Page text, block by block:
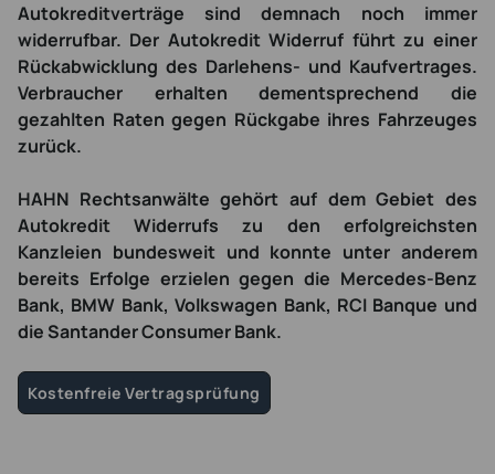
Autokreditverträge sind demnach noch immer
widerrufbar. Der Autokredit Widerruf führt zu einer
Rückabwicklung des Darlehens- und Kaufvertrages.
Verbraucher erhalten dementsprechend die
gezahlten Raten gegen Rückgabe ihres Fahrzeuges
zurück.
HAHN Rechtsanwälte gehört auf dem Gebiet des
Autokredit Widerrufs zu den erfolgreichsten
Kanzleien bundesweit und konnte unter anderem
bereits Erfolge erzielen gegen die Mercedes-Benz
Bank, BMW Bank, Volkswagen Bank, RCI Banque und
die Santander Consumer Bank.
Kostenfreie Vertragsprüfung